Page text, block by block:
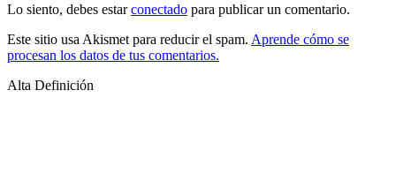
Lo siento, debes estarconectado para publicar un comentario.
Este sitio usa Akismet para reducir el spam. Aprende cómo se
procesan los datos de tus comentarios.
Alta Definición